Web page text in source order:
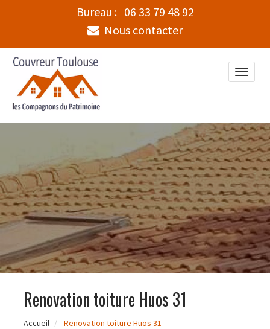
Bureau : 06 33 79 48 92
Nous contacter
Toggle
Renovation toiture Huos 31
Accueil Renovation toiture Huos 31